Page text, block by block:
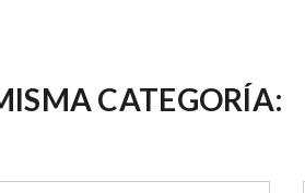
CATEGORÍA: